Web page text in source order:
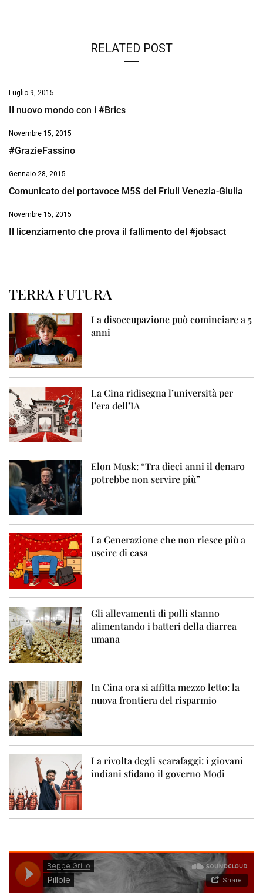
RELATED POST
Luglio 9, 2015
Il nuovo mondo con i #Brics
Novembre 15, 2015
#GrazieFassino
Gennaio 28, 2015
Comunicato dei portavoce M5S del Friuli Venezia-Giulia
Novembre 15, 2015
Il licenziamento che prova il fallimento del #jobsact
TERRA FUTURA
La disoccupazione può cominciare a 5
anni
La Cina ridisegna l’università per
l’era dell’IA
Elon Musk: “Tra dieci anni il denaro
potrebbe non servire più”
La Generazione che non riesce più a
uscire di casa
Gli allevamenti di polli stanno
alimentando i batteri della diarrea
umana
In Cina ora si affitta mezzo letto: la
nuova frontiera del risparmio
La rivolta degli scarafaggi: i giovani
indiani sfidano il governo Modi